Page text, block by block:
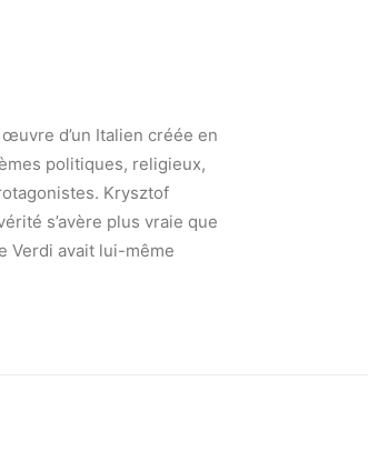
d’un Italien créée en
politiques, religieux,
Krysztof
s’avère plus vraie que
Verdi avait lui-même